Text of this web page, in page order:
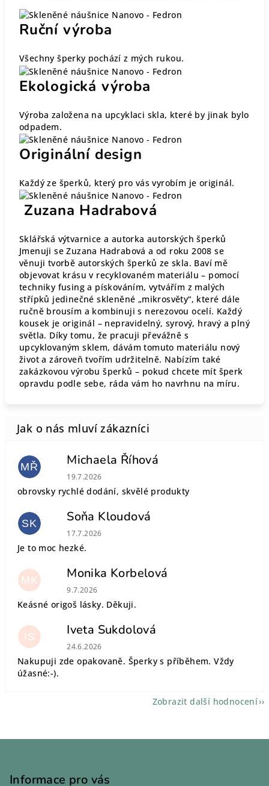
Ruční výroba
Všechny šperky pochází z mých rukou.
Ekologická výroba
Výroba založena na upcyklaci skla, které by jinak bylo
odpadem.
Originální design
Každý ze šperků, který pro vás vyrobím je originál.
Zuzana Hadrabová
Sklářská výtvarnice a autorka autorských šperků
Jmenuji se Zuzana Hadrabová a od roku 2008 se
věnuji tvorbě autorských šperků ze skla. Baví mě
objevovat krásu v recyklovaném materiálu – pomocí
techniky fusing a pískováním, vytvářím z malých
střípků jedinečné skleněné „mikrosvěty“, které dále
ručně brousím a kombinuji s nerezovou ocelí. Každý
kousek je originál – nepravidelný, syrový, hravý a plný
světla. Díky tomu, že pracuji převážně s
upcyklovaným sklem, dávám tomuto materiálu nový
život a zároveň tvořím udržitelně. Nabízím také
zakázkovou výrobu šperků – pokud chcete mít šperk
opravdu podle sebe, ráda vám ho navrhnu na míru.
MŘ Michaela Říhová
Hodnocení obchodu je 5 z 5 hvězdiček.
19.7.2026
obrovsky rychlé dodání, skvělé produkty
SK Soňa Kloudová
Hodnocení obchodu je 5 z 5 hvězdiček.
17.7.2026
Je to moc hezké.
MK Monika Korbelová
Hodnocení obchodu je 5 z 5 hvězdiček.
9.7.2026
Keásné origoš lásky. Děkuji.
IS Iveta Sukdolová
Hodnocení obchodu je 5 z 5 hvězdiček.
24.6.2026
Nakupuji zde opakovaně. Šperky s příběhem. Vždy
úžasné:-).
Zobrazit další hodnocení
Informace pro vás